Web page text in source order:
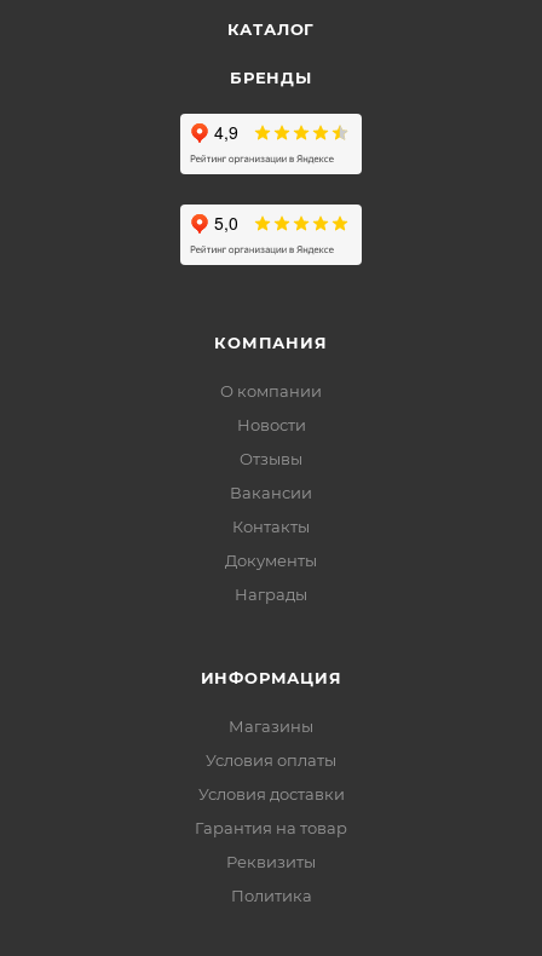
КАТАЛОГ
БРЕНДЫ
КОМПАНИЯ
О компании
Новости
Отзывы
Вакансии
Контакты
Документы
Награды
ИНФОРМАЦИЯ
Магазины
Условия оплаты
Условия доставки
Гарантия на товар
Реквизиты
Политика